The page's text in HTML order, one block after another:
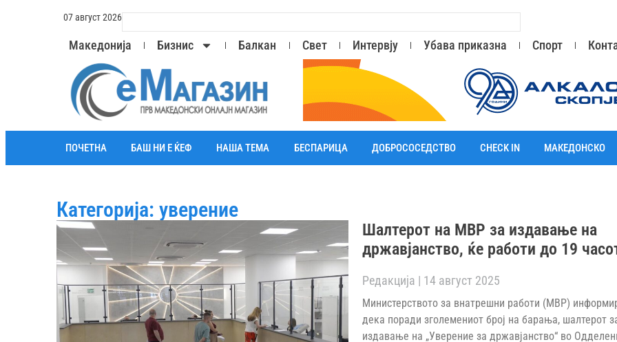
07 август 2026
Македонија Бизнис Балкан Свет Интервју Убава приказна Спорт
ПОЧЕТНА БАШ НИ Е ЌЕФ НАША ТЕМА БЕСПАРИЦА ДОБРОСОСЕДСТВО CHECK IN МАКЕДОНСКО
Категорија: уверение
Шалтерот на МВР за издавање на
државјанство, ќе работи до 19
Редакција 14 август 2025
Министерството за внатрешни работи (МВР)
дека поради зголемениот број на барања, шалтерот
издавање на „Уверение за државјанство“ во